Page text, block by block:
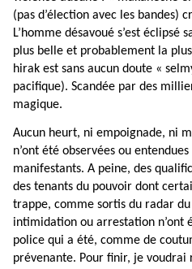
(pas d’élection avec les bandes)
L’homme désavoué s’est éclipsé
plus belle et probablement la
hirak est sans aucun doute «
pacifique). Scandée par des
magique.
Aucun heurt, ni empoignade, ni
n’ont été observées ou
manifestants. A peine, des
des tenants du pouvoir dont
trappe, comme sortis du radar
intimidation ou arrestation n’ont
police qui a été, comme de
prévenante. Pour finir, je voudrai